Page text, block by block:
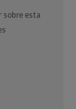
sobre esta